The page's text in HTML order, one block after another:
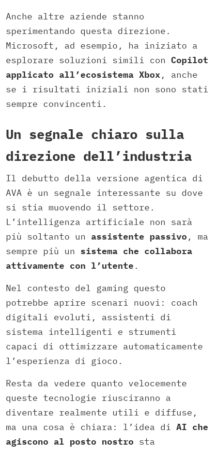
Anche altre aziende stanno
sperimentando questa direzione.
Microsoft, ad esempio, ha iniziato a
esplorare soluzioni simili con Copilot
applicato all’ecosistema Xbox , anche
se i risultati iniziali non sono stati
sempre convincenti.
Un segnale chiaro sulla
direzione dell’industria
Il debutto della versione agentica di
AVA è un segnale interessante su dove
si stia muovendo il settore.
L’intelligenza artificiale non sarà
più soltanto un assistente passivo , ma
sempre più un sistema che collabora
attivamente con l’utente .
Nel contesto del gaming questo
potrebbe aprire scenari nuovi: coach
digitali evoluti, assistenti di
sistema intelligenti e strumenti
capaci di ottimizzare automaticamente
l’esperienza di gioco.
Resta da vedere quanto velocemente
queste tecnologie riusciranno a
diventare realmente utili e diffuse,
ma una cosa è chiara: l’idea di AI che
agiscono al posto nostro sta